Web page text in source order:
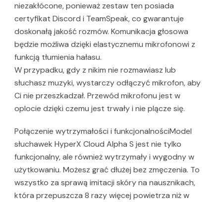
niezakłócone, ponieważ zestaw ten posiada
certyfikat Discord i TeamSpeak, co gwarantuje
doskonałą jakość rozmów. Komunikacja głosowa
będzie możliwa dzięki elastycznemu mikrofonowi z
funkcją tłumienia hałasu.
W przypadku, gdy z nikim nie rozmawiasz lub
słuchasz muzyki, wystarczy odłączyć mikrofon, aby
Ci nie przeszkadzał. Przewód mikrofonu jest w
oplocie dzięki czemu jest trwały i nie plącze się.
Połączenie wytrzymałości i funkcjonalnościModel
słuchawek HyperX Cloud Alpha S jest nie tylko
funkcjonalny, ale również wytrzymały i wygodny w
użytkowaniu. Możesz grać dłużej bez zmęczenia. To
wszystko za sprawą imitacji skóry na nausznikach,
która przepuszcza 8 razy więcej powietrza niż w